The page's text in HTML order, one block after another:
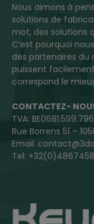
Nous aimons à
solutions de
mot, des solutions
C’est pourquoi
des partenaires du
puissent
correspond le
CONTACTEZ-
TVA: BE0681.599.796
Rue Borrens 51 –
Email:
Tel: